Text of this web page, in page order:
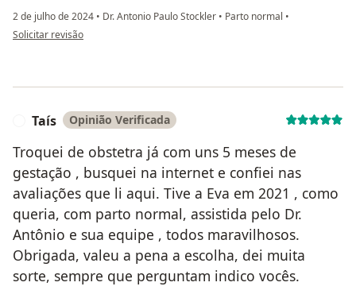
2 de julho de 2024 • Dr. Antonio Paulo Stockler • Parto normal •
na opinião do utilizador Julia de Castro
Solicitar revisão
Taís Opinião Verificada
Troquei de obstetra já com uns 5 meses de
gestação , busquei na internet e confiei nas
avaliações que li aqui. Tive a Eva em 2021 , como
queria, com parto normal, assistida pelo Dr.
Antônio e sua equipe , todos maravilhosos.
Obrigada, valeu a pena a escolha, dei muita
sorte, sempre que perguntam indico vocês.